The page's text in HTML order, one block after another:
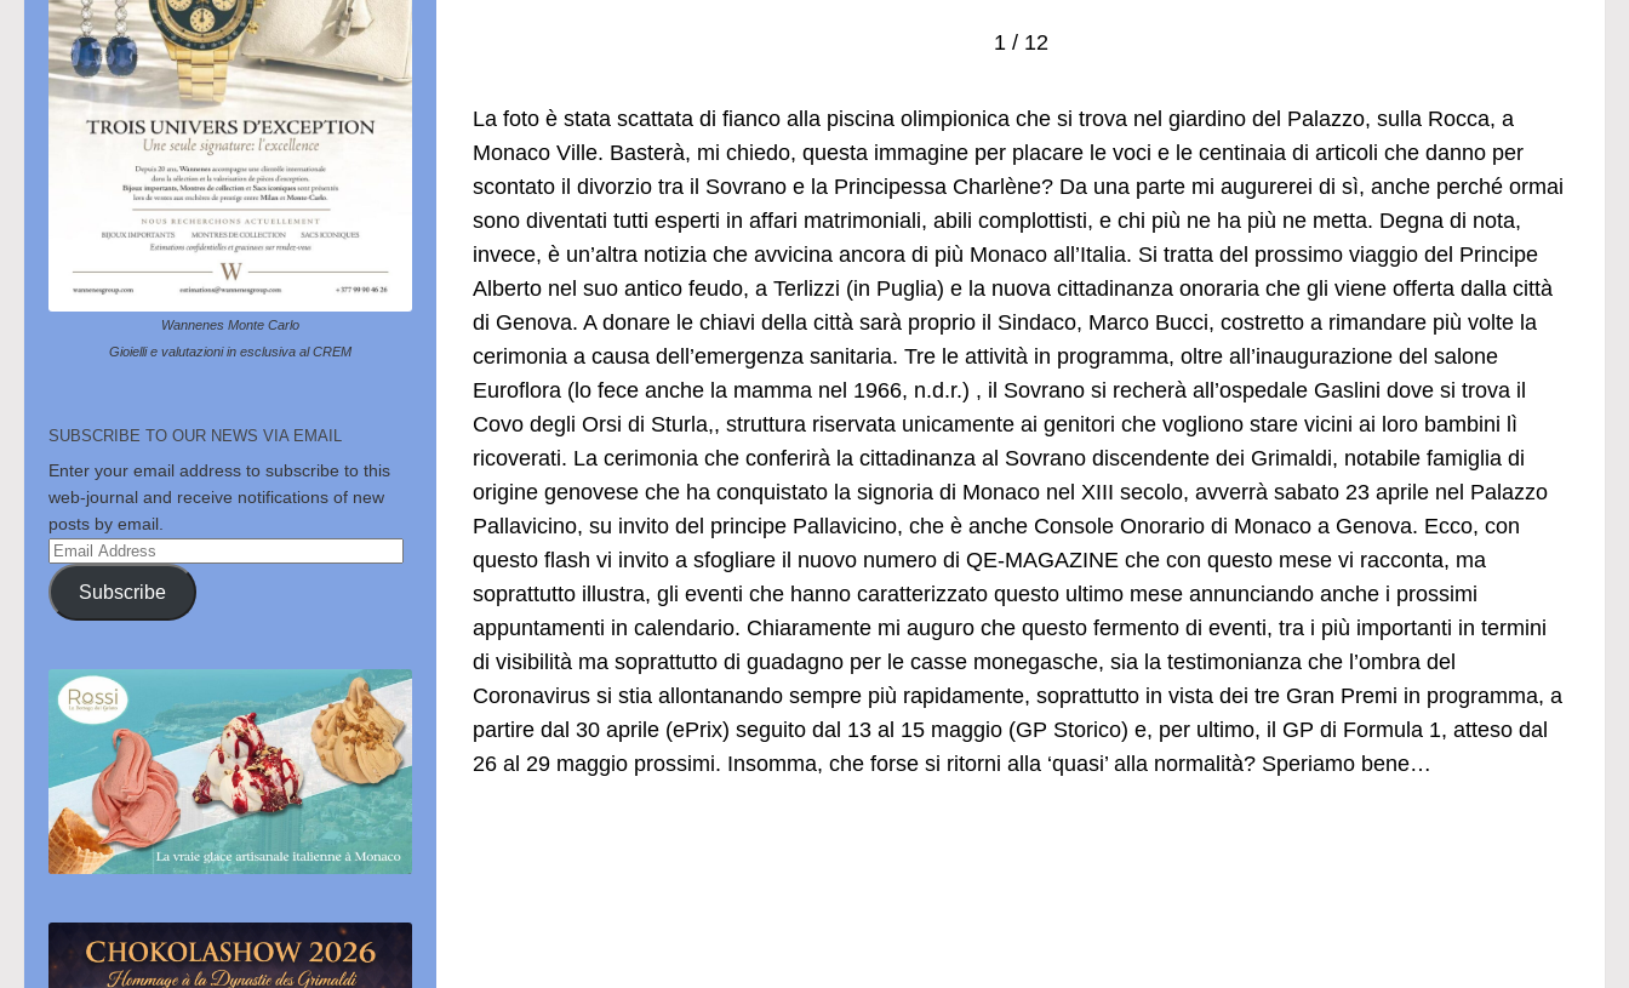
1 / 12
La foto è stata scattata di fianco alla piscina olimpionica che si trova nel giardino del Palazzo, sulla Rocca, a
Monaco Ville. Basterà, mi chiedo, questa immagine per placare le voci e le centinaia di articoli che danno per
scontato il divorzio tra il Sovrano e la Principessa Charlène? Da una parte mi augurerei di sì, anche perché ormai
sono diventati tutti esperti in affari matrimoniali, abili complottisti, e chi più ne ha più ne metta. Degna di nota,
invece, è un’altra notizia che avvicina ancora di più Monaco all’Italia. Si tratta del prossimo viaggio del Principe
Alberto nel suo antico feudo, a Terlizzi (in Puglia) e la nuova cittadinanza onoraria che gli viene offerta dalla città
di Genova. A donare le chiavi della città sarà proprio il Sindaco, Marco Bucci, costretto a rimandare più volte la
cerimonia a causa dell’emergenza sanitaria. Tre le attività in programma, oltre all’inaugurazione del salone
Euroflora (lo fece anche la mamma nel 1966, n.d.r.) , il Sovrano si recherà all’ospedale Gaslini dove si trova il
Covo degli Orsi di Sturla,, struttura riservata unicamente ai genitori che vogliono stare vicini ai loro bambini lì
ricoverati. La cerimonia che conferirà la cittadinanza al Sovrano discendente dei Grimaldi, notabile famiglia di
origine genovese che ha conquistato la signoria di Monaco nel XIII secolo, avverrà sabato 23 aprile nel Palazzo
Pallavicino, su invito del principe Pallavicino, che è anche Console Onorario di Monaco a Genova. Ecco, con
questo flash vi invito a sfogliare il nuovo numero di QE-MAGAZINE che con questo mese vi racconta, ma
soprattutto illustra, gli eventi che hanno caratterizzato questo ultimo mese annunciando anche i prossimi
appuntamenti in calendario. Chiaramente mi auguro che questo fermento di eventi, tra i più importanti in termini
di visibilità ma soprattutto di guadagno per le casse monegasche, sia la testimonianza che l’ombra del
Coronavirus si stia allontanando sempre più rapidamente, soprattutto in vista dei tre Gran Premi in programma, a
partire dal 30 aprile (ePrix) seguito dal 13 al 15 maggio (GP Storico) e, per ultimo, il GP di Formula 1, atteso dal
26 al 29 maggio prossimi. Insomma, che forse si ritorni alla ‘quasi’ alla normalità? Speriamo bene…
Wannenes Monte Carlo
Gioielli e valutazioni in esclusiva al CREM
SUBSCRIBE TO OUR NEWS VIA EMAIL
Enter your email address to subscribe to this
web-journal and receive notifications of new
posts by email.
Email
Address
Subscribe